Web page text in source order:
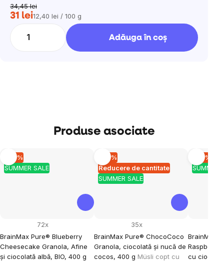
34,45 lei
31 leiEvaluare
12,40 lei / 100 g
Adăuga în coş
Produse asociate
SUMMER SALE
–10 %
BrainMax Pure® Blueberry
Cheesecake Granola, Afine
și ciocolată albă, BIO, 400 g
72x
Reducere de cantitate
SUMMER SALE
–10 %
BrainMax Pure® ChocoCoco
Granola, ciocolată și nucă de
cocos, 400 g Müsli copt cu
35x
SUMMER
–10 %
BrainMax
Raspberry
cu